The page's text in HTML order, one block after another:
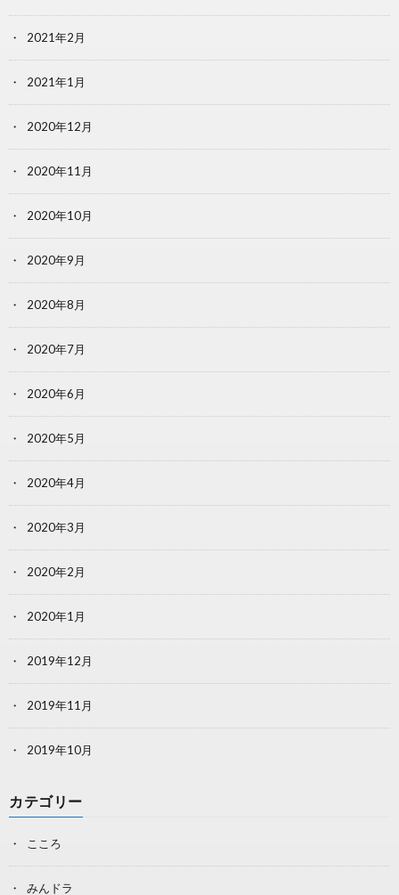
2021年2月
2021年1月
2020年12月
2020年11月
2020年10月
2020年9月
2020年8月
2020年7月
2020年6月
2020年5月
2020年4月
2020年3月
2020年2月
2020年1月
2019年12月
2019年11月
2019年10月
カテゴリー
こころ
みんドラ